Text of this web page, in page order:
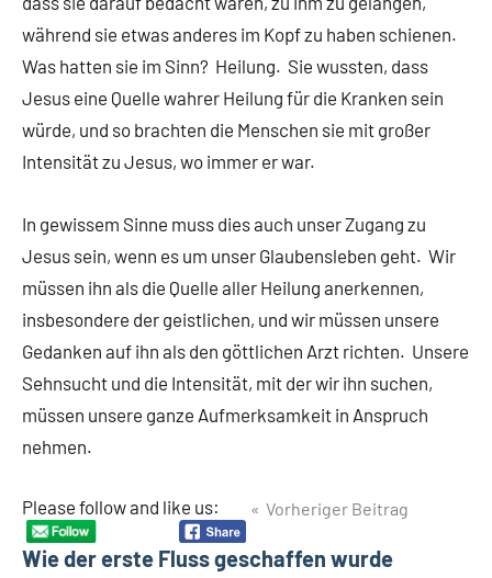
während sie etwas anderes im Kopf zu haben schienen.
Was hatten sie im Sinn? Heilung. Sie wussten, dass
Jesus eine Quelle wahrer Heilung für die Kranken sein
würde, und so brachten die Menschen sie mit großer
Intensität zu Jesus, wo immer er war.
In gewissem Sinne muss dies auch unser Zugang zu
Jesus sein, wenn es um unser Glaubensleben geht. Wir
müssen ihn als die Quelle aller Heilung anerkennen,
insbesondere der geistlichen, und wir müssen unsere
Gedanken auf ihn als den göttlichen Arzt richten. Unsere
Sehnsucht und die Intensität, mit der wir ihn suchen,
müssen unsere ganze Aufmerksamkeit in Anspruch
nehmen.
Please follow and like us:
BeitragsnavigationVorheriger Beitrag
Wie der erste Fluss geschaffen wurde